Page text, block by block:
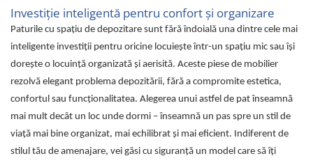
Investiție inteligentă pentru confort și organizare
Paturile cu spațiu de depozitare sunt fără îndoială una dintre cele mai
inteligente investiții pentru oricine locuiește într-un spațiu mic sau își
dorește o locuință organizată și aerisită. Aceste piese de mobilier
rezolvă elegant problema depozitării, fără a compromite estetica,
confortul sau funcționalitatea. Alegerea unui astfel de pat înseamnă
mai mult decât un loc unde dormi – înseamnă un pas spre un stil de
viață mai bine organizat, mai echilibrat și mai eficient. Indiferent de
stilul tău de amenajare, vei găsi cu siguranță un model care să îți